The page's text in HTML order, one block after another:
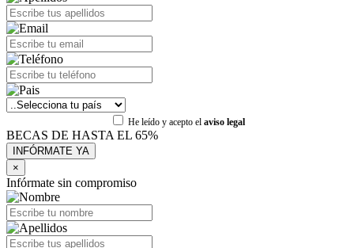
He leído y acepto el aviso legal
BECAS DE HASTA EL 65%
×
Infórmate sin compromiso